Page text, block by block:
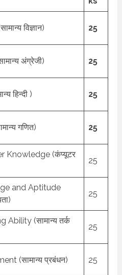
विज्ञान) 25
अंग्रेजी) 25
हिन्दी ) 25
गणित) 25
Knowledge (कंप्यूटर
25
and Aptitude
25
Ability (सामान्य तर्क
25
(सामान्य प्रबंधन) 25